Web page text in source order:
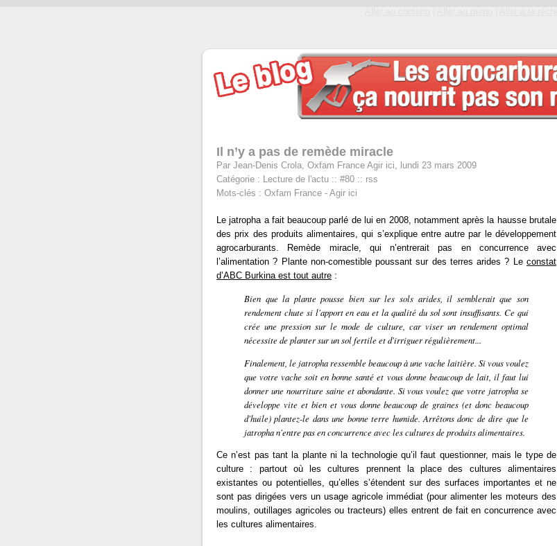
Il n’y a pas de remède miracle
Par Jean-Denis Crola, Oxfam France Agir ici, lundi 23 mars 2009
Catégorie :
Lecture de l'actu :: #80 :: rss
Mots-clés : Oxfam France - Agir ici
Le jatropha a fait beaucoup parlé de lui en 2008, notamment après la hausse brutale
des prix des produits alimentaires, qui s’explique entre autre par le développement
agrocarburants. Remède miracle, qui n’entrerait pas en concurrence avec
l’alimentation ? Plante non-comestible poussant sur des terres arides ? Le constat
d’ABC Burkina est tout autre :
Bien que la plante pousse bien sur les sols arides, il semblerait que son
rendement chute si l'apport en eau et la qualité du sol sont insuffisants. Ce qui
crée une pression sur le mode de culture, car viser un rendement optimal
nécessite de planter sur un sol fertile et d'irriguer régulièrement...
Finalement, le jatropha ressemble beaucoup à une vache laitière. Si vous voulez
que votre vache soit en bonne santé et vous donne beaucoup de lait, il faut lui
donner une nourriture saine et abondante. Si vous voulez que votre jatropha se
développe vite et bien et vous donne beaucoup de graines (et donc beaucoup
d'huile) plantez-le dans une bonne terre humide. Arrêtons donc de dire que le
jatropha n'entre pas en concurrence avec les cultures de produits alimentaires.
Ce n’est pas tant la plante ni la technologie qu’il faut questionner, mais le type de
culture : partout où les cultures prennent la place des cultures alimentaires
existantes ou potentielles, qu’elles s’étendent sur des surfaces importantes et ne
sont pas dirigées vers un usage agricole immédiat (pour alimenter les moteurs des
moulins, outillages agricoles ou tracteurs) elles entrent de fait en concurrence avec
les cultures alimentaires.